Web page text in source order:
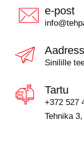
e-post
Aadress
Sinilille
Tartu
+372 527
Tehnika